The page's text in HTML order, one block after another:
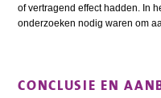
of vertragend effect hadden. In
onderzoeken nodig waren om
CONCLUSIE EN